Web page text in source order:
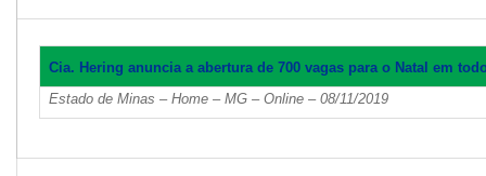
Cia. Hering anuncia a abertura de 700 vagas para o Natal em
Estado de Minas – Home – MG – Online – 08/11/2019